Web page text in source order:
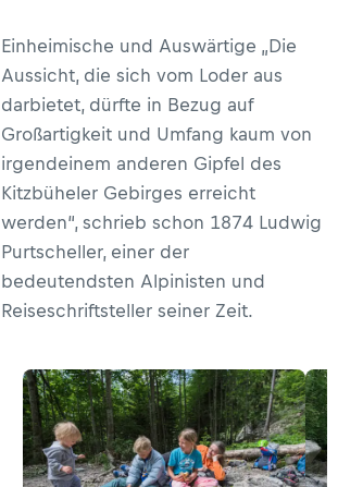
Einheimische und Auswärtige „Die
Aussicht, die sich vom Loder aus
darbietet, dürfte in Bezug auf
Großartigkeit und Umfang kaum von
irgendeinem anderen Gipfel des
Kitzbüheler Gebirges erreicht
werden“, schrieb schon 1874 Ludwig
Purtscheller, einer der
bedeutendsten Alpinisten und
Reiseschriftsteller seiner Zeit.